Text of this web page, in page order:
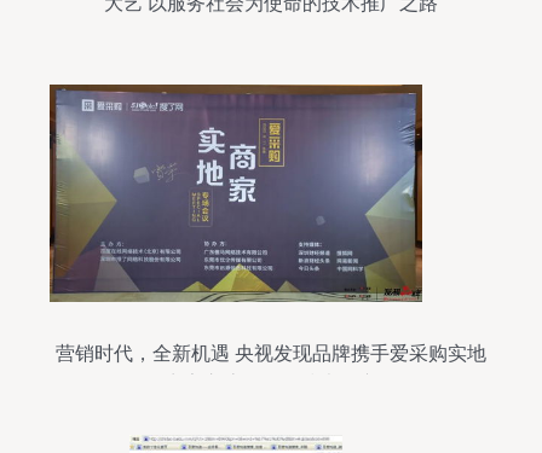
营销时代，全新机遇 央视发现品牌携手爱采购实地